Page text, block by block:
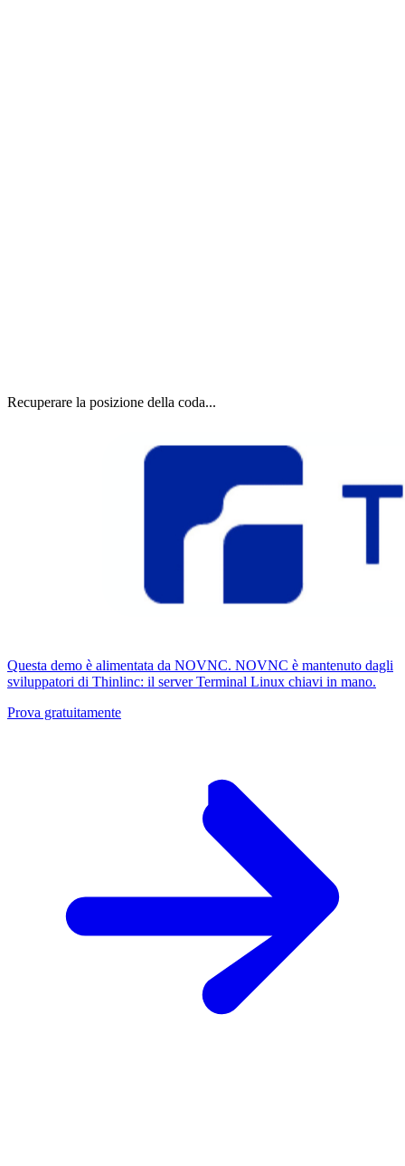
Recuperare la posizione della coda...
Questa demo è alimentata da NOVNC. NOVNC è mantenuto dagli
sviluppatori di Thinlinc: il server Terminal Linux chiavi in ​​mano.
Prova gratuitamente